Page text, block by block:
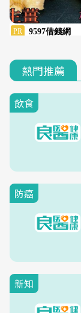
熱門推薦
飲食
防癌
新知